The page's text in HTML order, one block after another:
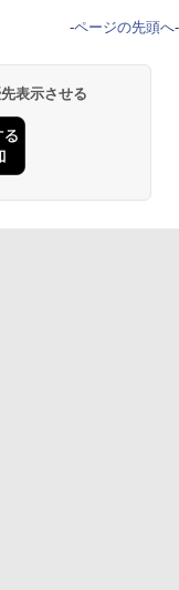
-ページの先頭へ-
表示させる